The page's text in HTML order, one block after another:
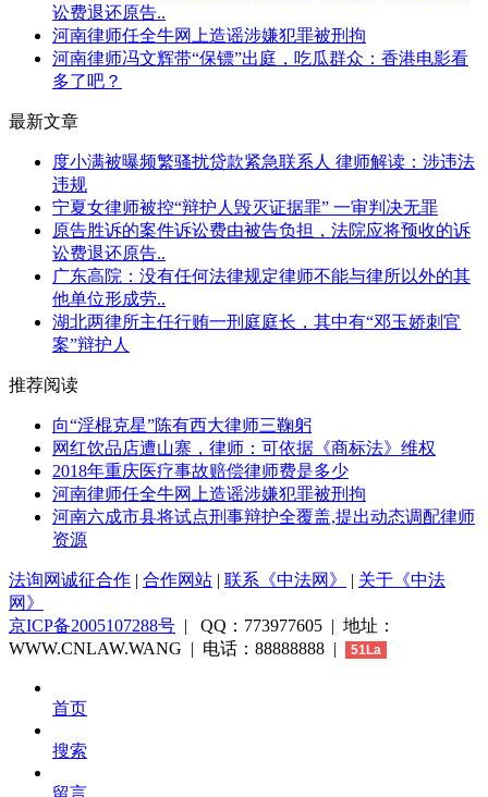
讼费退还原告..
河南律师任全牛网上造谣涉嫌犯罪被刑拘
河南律师冯文辉带“保镖”出庭，吃瓜群众：香港电影看
多了吧？
最新文章
度小满被曝频繁骚扰贷款紧急联系人 律师解读：涉违法
违规
宁夏女律师被控“辩护人毁灭证据罪” 一审判决无罪
原告胜诉的案件诉讼费由被告负担，法院应将预收的诉
讼费退还原告..
广东高院：没有任何法律规定律师不能与律所以外的其
他单位形成劳..
湖北两律所主任行贿一刑庭庭长，其中有“邓玉娇刺官
案”辩护人
推荐阅读
向“淫棍克星”陈有西大律师三鞠躬
网红饮品店遭山寨，律师：可依据《商标法》维权
2018年重庆医疗事故赔偿律师费是多少
河南律师任全牛网上造谣涉嫌犯罪被刑拘
河南六成市县将试点刑事辩护全覆盖,提出动态调配律师
资源
法询网诚征合作 | 合作网站 | 联系《中法网》 | 关于《中法
网》
京ICP备2005107288号 | QQ：773977605 | 地址：
WWW.CNLAW.WANG | 电话：88888888 |
51La
首页
搜索
留言